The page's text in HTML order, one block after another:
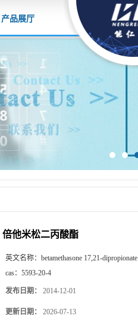
产品展厅
倍他米松二丙酸酯
英文名称： betamethasone 17,21-dipropionate
cas： 5593-20-4
发布日期： 2014-12-01
更新日期： 2026-07-13